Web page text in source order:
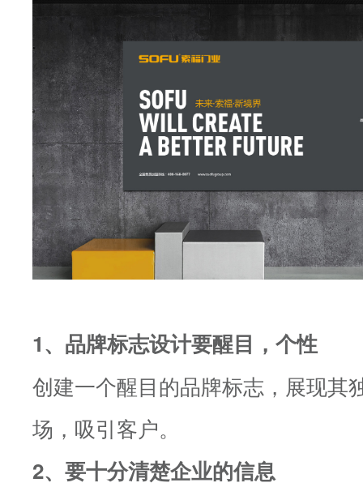
1、品牌标志设计要醒目，个性
创建一个醒目的品牌标志，展现其
场，吸引客户。
2、要十分清楚企业的信息